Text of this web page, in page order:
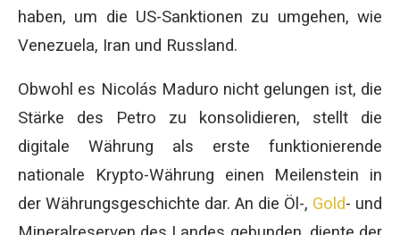
haben, um die US-Sanktionen zu umgehen, wie
Venezuela, Iran und Russland.
Obwohl es Nicolás Maduro nicht gelungen ist, die
Stärke des Petro zu konsolidieren, stellt die
digitale Währung als erste funktionierende
nationale Krypto-Währung einen Meilenstein in
der Währungsgeschichte dar. An die Öl-, Gold- und